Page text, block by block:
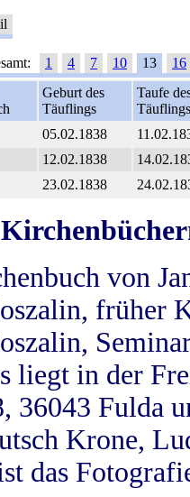
1 4 7 10 13
16
Geburt des
Täuflings
Taufe
Täuflings
05.02.1838
12.02.1838
23.02.1838
von
früher
liegt in der
36043 Fulda
Krone,
das